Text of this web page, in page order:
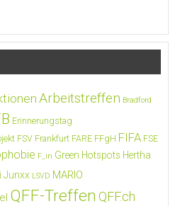
Arbeitstreffen Bradford
Erinnerungstag
FSV Frankfurt FARE FFgH FIFA FSE
F_in Green Hotspots Hertha
Junxx LSVD MARIO
QFF-Treffen QFF.ch